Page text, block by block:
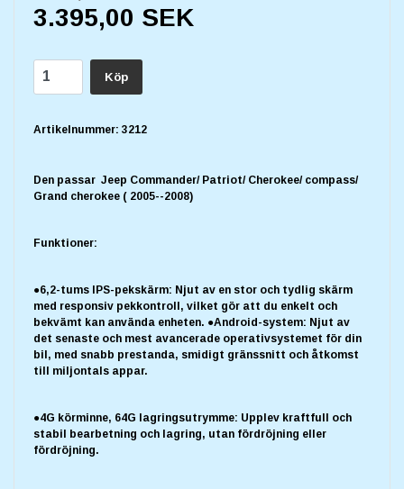
3.395,00 SEK
Köp
Artikelnummer: 3212
Den passar Jeep Commander/ Patriot/ Cherokee/ compass/
Grand cherokee ( 2005--2008)
Funktioner:
●6,2-tums IPS-pekskärm: Njut av en stor och tydlig skärm
med responsiv pekkontroll, vilket gör att du enkelt och
bekvämt kan använda enheten. ●Android-system: Njut av
det senaste och mest avancerade operativsystemet för din
bil, med snabb prestanda, smidigt gränssnitt och åtkomst
till miljontals appar.
●4G körminne, 64G lagringsutrymme: Upplev kraftfull och
stabil bearbetning och lagring, utan fördröjning eller
fördröjning.